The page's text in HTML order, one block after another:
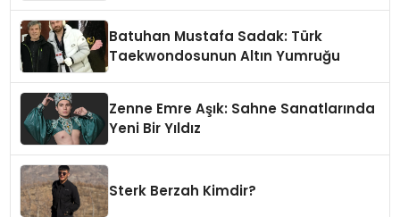
Batuhan Mustafa Sadak: Türk
Taekwondosunun Altın Yumruğu
Zenne Emre Aşık: Sahne Sanatlarında
Yeni Bir Yıldız
Sterk Berzah Kimdir?